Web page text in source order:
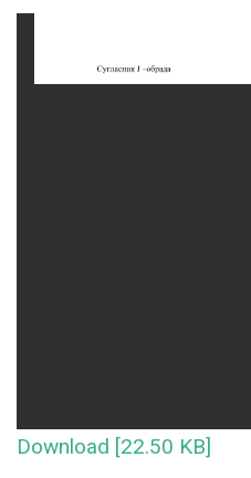
Download [22.50 KB]